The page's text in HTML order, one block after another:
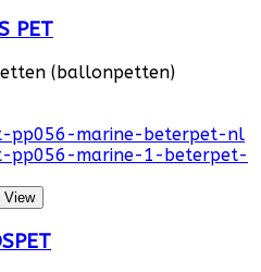
PET
(ballonpetten)
View